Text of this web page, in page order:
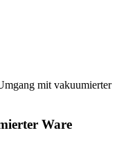
mit vakuumierter
Ware